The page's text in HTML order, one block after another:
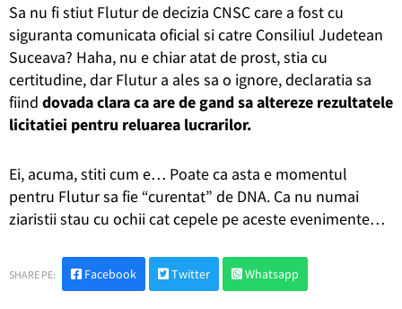
Sa nu fi stiut Flutur de decizia CNSC care a fost cu
siguranta comunicata oficial si catre Consiliul Judetean
Suceava? Haha, nu e chiar atat de prost, stia cu
certitudine, dar Flutur a ales sa o ignore, declaratia sa
fiind dovada clara ca are de gand sa altereze rezultatele
licitatiei pentru reluarea lucrarilor.
Ei, acuma, stiti cum e… Poate ca asta e momentul
pentru Flutur sa fie “curentat” de DNA. Ca nu numai
ziaristii stau cu ochii cat cepele pe aceste evenimente…
SHARE PE: Facebook Twitter Whatsapp